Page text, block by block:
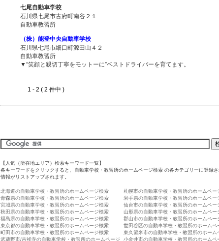
七尾自動車学校
石川県七尾市古府町南谷２１
自動車教習所
（株）能登中央自動車学校
石川県七尾市細口町源田山４２
自動車教習所
▼“笑顔と親切丁寧をモットーに”ベストドライバーを育てます。
1 - 2 ( 2 件中 )
【人気（所在地エリア）検索キーワード一覧】
各キーワードをクリックすると、自動車学校・教習所のホームページ検索 の各カテゴリーに登録
情報がリストアップされます。
北海道の自動車学校・教習所のホームページ検索
札幌市の自動車学校・教習所のホームペー
青森県の自動車学校・教習所のホームページ検索
岩手県の自動車学校・教習所のホームペー
宮城県の自動車学校・教習所のホームページ検索
仙台市の自動車学校・教習所のホームペー
秋田県の自動車学校・教習所のホームページ検索
山形県の自動車学校・教習所のホームペー
福島県の自動車学校・教習所のホームページ検索
郡山市の自動車学校・教習所のホームペー
東京都の自動車学校・教習所のホームページ検索
世田谷区の自動車学校・教習所のホームペ
町田市の自動車学校・教習所のホームページ検索
東久留米市の自動車学校・教習所のホーム
武蔵野市/吉祥寺の自動車学校・教習所のホームページ
小金井市の自動車学校・教習所のホームペ